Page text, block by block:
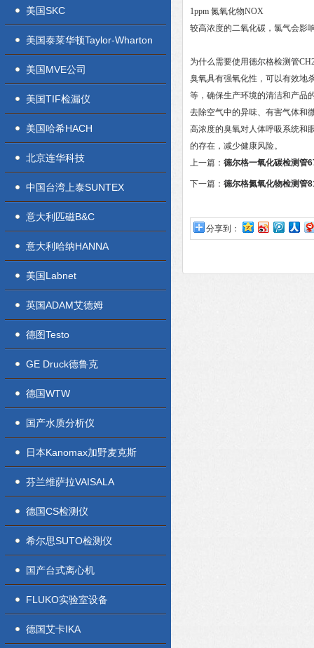
美国SKC
美国泰莱华顿Taylor-Wharton
美国MVE公司
美国TIF检漏仪
美国哈希HACH
北京连华科技
中国台湾上泰SUNTEX
意大利匹磁B&C
意大利哈纳HANNA
美国Labnet
英国ADAM艾德姆
德图Testo
GE Druck德鲁克
德国WTW
国产水质分析仪
日本Kanomax加野麦克斯
芬兰维萨拉VAISALA
德国CS检测仪
希尔思SUTO检测仪
国产台式离心机
FLUKO实验室设备
德国艾卡IKA
1ppm 氮氧化物NOX
较高浓度的二氧化碳，氯气会影
为什么需要使用德尔格检测管
臭氧具有强氧化性，可以有效地
等，确保生产环境的清洁和产品
去除空气中的异味、有害气体和
高浓度的臭氧对人体呼吸系统和
的存在，减少健康风险。
上一篇： 德尔格一氧化碳检测管
下一篇： 德尔格氮氧化物检测管
分享到：